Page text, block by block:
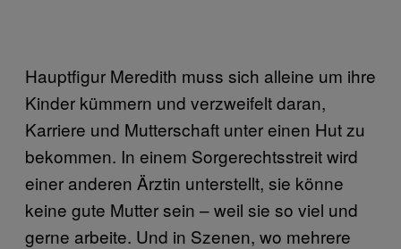
Hauptfigur Meredith muss sich alleine um ihre
Kinder kümmern und verzweifelt daran,
Karriere und Mutterschaft unter einen Hut zu
bekommen. In einem Sorgerechtsstreit wird
einer anderen Ärztin unterstellt, sie könne
keine gute Mutter sein – weil sie so viel und
gerne arbeite. Und in Szenen, wo mehrere